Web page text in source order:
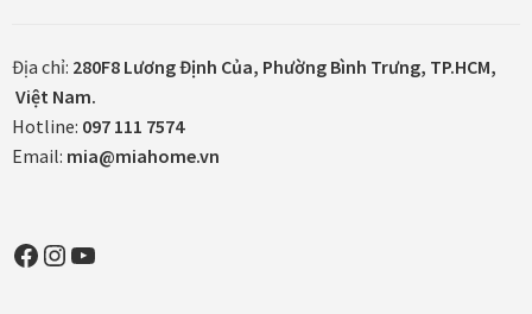
poster, bản vẽ tay
Giỏ hàng
Địa chỉ: 280F8 Lương Định Của, Phường Bình Trưng, TP.HCM,
Việt Nam.
Hotline: 097 111 7574
Email: mia@miahome.vn
Facebook
Instagram
YouTube